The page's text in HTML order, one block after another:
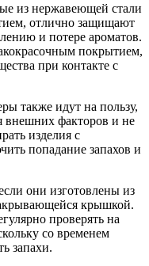
из нержавеющей стали
отлично защищают
и потере ароматов.
покрытием,
при контакте с
также идут на пользу,
внешних факторов и не
изделия с
попадание запахов и
они изготовлены из
крышкой.
проверять на
со временем
запахи.